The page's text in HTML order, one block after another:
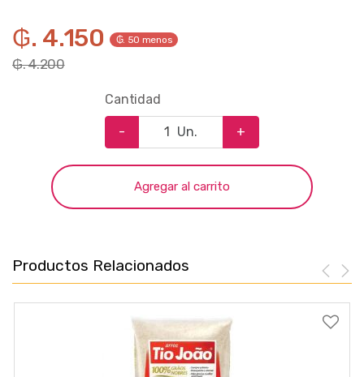
₲. 4.150 ₲. 50 menos
₲. 4.200
Cantidad
- Un. +
Agregar al carrito
Productos Relacionados